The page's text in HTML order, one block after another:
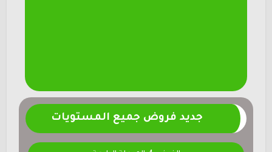
الفرض 4-المرحلة الرابعة